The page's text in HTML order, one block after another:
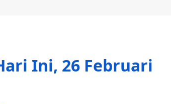
Ini, 26 Februari